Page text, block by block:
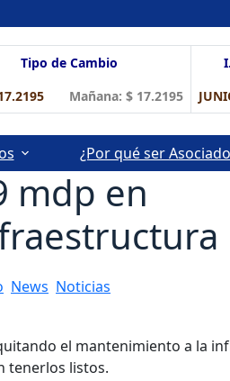
Tipo de Cambio
Mañana: $ 17.2195
¿Por qué ser
mdp en
News Noticias
el mantenimiento a
tenerlos listos.